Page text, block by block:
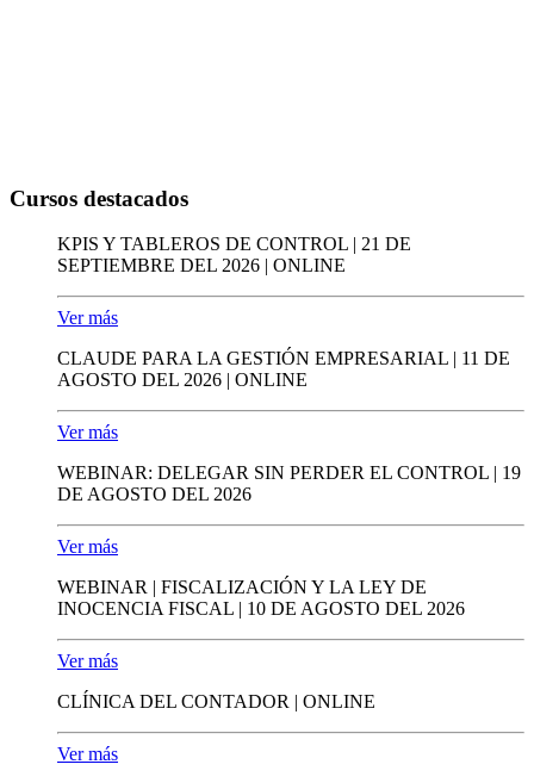
Cursos destacados
KPIS Y TABLEROS DE CONTROL | 21 DE
SEPTIEMBRE DEL 2026 | ONLINE
Ver más
CLAUDE PARA LA GESTIÓN EMPRESARIAL | 11 DE
AGOSTO DEL 2026 | ONLINE
Ver más
WEBINAR: DELEGAR SIN PERDER EL CONTROL | 19
DE AGOSTO DEL 2026
Ver más
WEBINAR | FISCALIZACIÓN Y LA LEY DE
INOCENCIA FISCAL | 10 DE AGOSTO DEL 2026
Ver más
CLÍNICA DEL CONTADOR | ONLINE
Ver más